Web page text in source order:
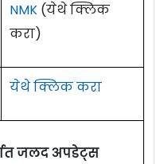
NMK (येथे क्लिक
करा)
येथे क्लिक करा
जलद अपडेट्स